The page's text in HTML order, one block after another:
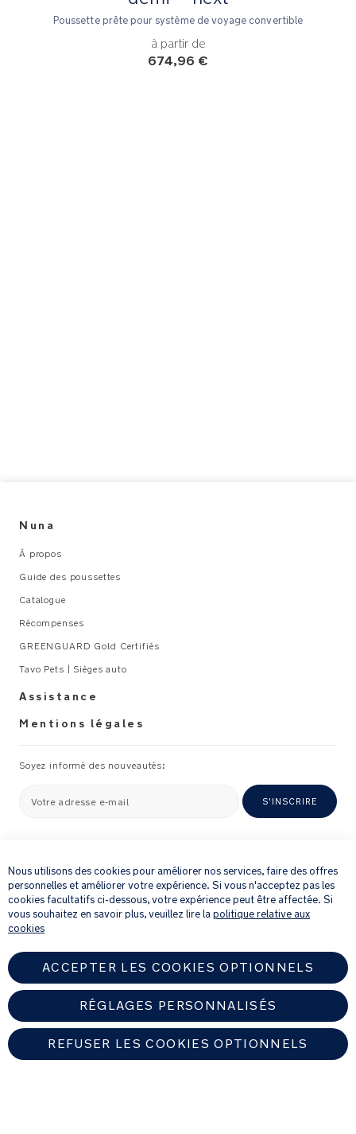
Poussette prête pour système de voyage convertible
à partir de
674,96 €
Nuna
À propos
Guide des poussettes
Catalogue
Récompenses
GREENGUARD Gold Certifiés
Tavo Pets | Sièges auto
Assistance
Mentions légales
Soyez informé des nouveautés:
Votre adresse e-mail S'INSCRIRE
notre newsletter et des détails sur les produits et les offres qui pourraient
vous intéresser.
Pour plus de détails sur la manière dont nous traitons vos informations
personnelles, veuillez consulter notre
Politique de confidentialité
Nous utilisons des cookies pour améliorer nos services, faire des offres
personnelles et améliorer votre expérience. Si vous n'acceptez pas les
cookies facultatifs ci-dessous, votre expérience peut être affectée. Si
vous souhaitez en savoir plus, veuillez lire lapolitique relative aux
cookies
ACCEPTER LES COOKIES OPTIONNELS
RÉGLAGES PERSONNALISÉS
REFUSER LES COOKIES OPTIONNELS